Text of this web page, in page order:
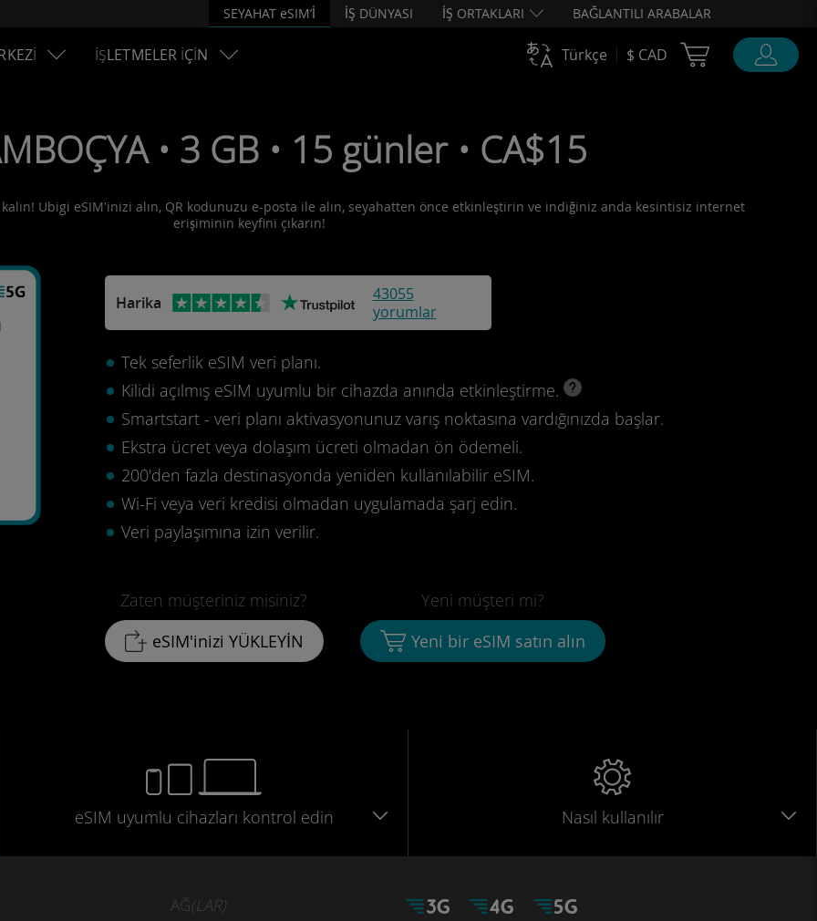
SEYAHAT eSIM’İ İŞ DÜNYASI İŞ ORTAKLARI BAĞLANTILI ARABALAR
İŞLETMELER İÇİN Türkçe $ CAD Cart Ubigi
• 3 GB • 15 günler • CA$15
Ubigi eSIM'inizi alın, QR kodunuzu e-posta ile alın, seyahatten önce etkinleştirin ve indiğiniz anda kesintisiz internet
erişiminin keyfini çıkarın!
Harika
43055
yorumlar
Tek seferlik eSIM veri planı.
Kilidi açılmış eSIM uyumlu bir cihazda anında etkinleştirme.
Smartstart - veri planı aktivasyonunuz varış noktasına vardığınızda başlar.
Ekstra ücret veya dolaşım ücreti olmadan ön ödemeli.
200'den fazla destinasyonda yeniden kullanılabilir eSIM.
Wi-Fi veya veri kredisi olmadan uygulamada şarj edin.
Veri paylaşımına izin verilir.
Zaten müşteriniz misiniz?
eSIM'inizi YÜKLEYİN
Yeni müşteri mi?
Yeni bir eSIM satın alın
eSIM uyumlu cihazları kontrol edin Nasıl kullanılır
AĞ(LAR)